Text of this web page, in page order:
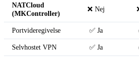
NATCloud
(MKController)
❌ Nej
Portvideregivelse ✅ Ja
Selvhostet VPN ✅ Ja